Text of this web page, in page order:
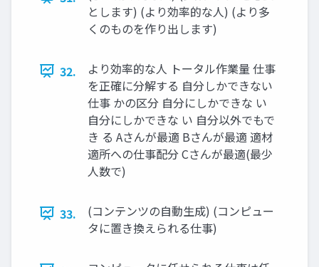
とします) (より効率的な人) (より多
くのものを作り出します)
32.
より効率的な人 トータル作業量 仕事
を正確に分解する 自分しかできない
仕事 かの区分 自分にしかできな い
自分にしかできな い 自分以外でもで
き る Aさんが最適 Bさんが最適 適材
適所への仕事配分 Cさんが最適(最少
人数で)
33.
(コンテンツの自動生成) (コンピュー
タに置き換えられる仕事)